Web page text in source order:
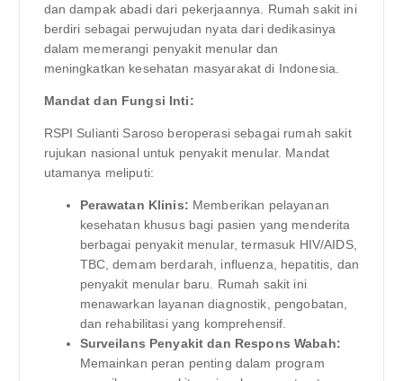
dan dampak abadi dari pekerjaannya. Rumah sakit ini
berdiri sebagai perwujudan nyata dari dedikasinya
dalam memerangi penyakit menular dan
meningkatkan kesehatan masyarakat di Indonesia.
Mandat dan Fungsi Inti:
RSPI Sulianti Saroso beroperasi sebagai rumah sakit
rujukan nasional untuk penyakit menular. Mandat
utamanya meliputi:
Perawatan Klinis: Memberikan pelayanan
kesehatan khusus bagi pasien yang menderita
berbagai penyakit menular, termasuk HIV/AIDS,
TBC, demam berdarah, influenza, hepatitis, dan
penyakit menular baru. Rumah sakit ini
menawarkan layanan diagnostik, pengobatan,
dan rehabilitasi yang komprehensif.
Surveilans Penyakit dan Respons Wabah:
Memainkan peran penting dalam program